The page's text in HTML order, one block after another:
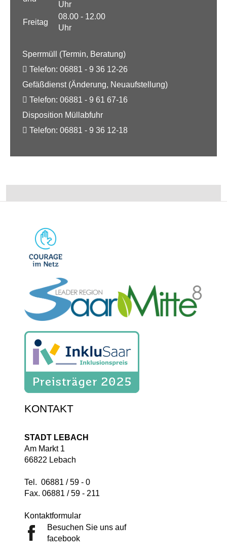
Uhr
Freitag
08.00 - 12.00
Uhr
Sperrmüll (Termin, Beratung)
Telefon: 06881 - 9 36 12-26
Gefäßdienst (Änderung, Neuaufstellung)
Telefon: 06881 - 9 61 67-16
Disposition Müllabfuhr
Telefon: 06881 - 9 36 12-18
KONTAKT
STADT LEBACH
Am Markt 1
66822 Lebach
Tel. 06881 / 59 - 0
Fax. 06881 / 59 - 211
Kontaktformular
Besuchen Sie uns auf
facebook